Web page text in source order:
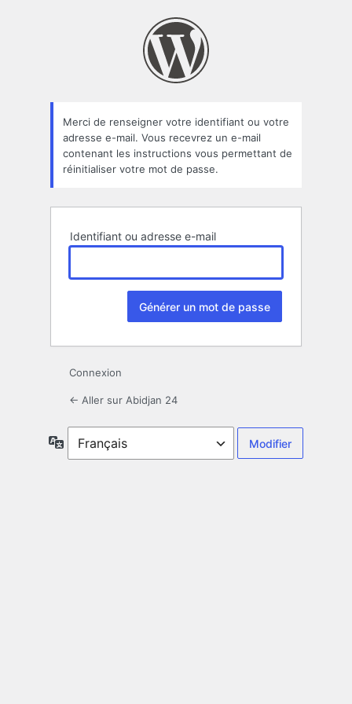
oublié
Merci de renseigner votre identifiant ou votre
adresse e-mail. Vous recevrez un e-mail
contenant les instructions vous permettant de
réinitialiser votre mot de passe.
Identifiant ou adresse e-mail
Connexion
← Aller sur Abidjan 24
Langue